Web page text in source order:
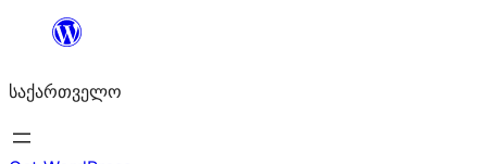
შიგთავსზე
საქართველო